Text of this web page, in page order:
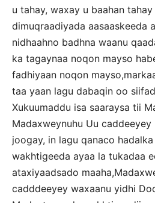
u tahay, waxay u baahan
dimuqraadiyada aasaaskeeda
nidhaahno badhna waanu
ka tagaynaa noqon mayso
fadhiyaan noqon
taa yaan lagu dabaqin oo
Xukuumaddu isa saaraysa tii
Madaxweynuhu Uu caddeeyey
joogay, in lagu qanaco
wakhtigeeda ayaa la tukadaa
ataxiyaadsado
cadddeeyey waxaanu yidhi